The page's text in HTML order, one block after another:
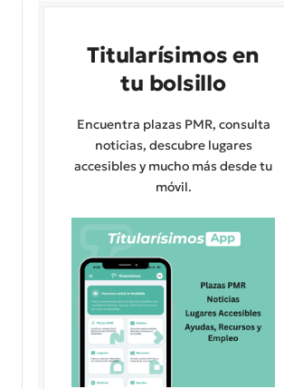
Titularísimos en
tu bolsillo
Encuentra plazas PMR, consulta
noticias, descubre lugares
accesibles y mucho más desde tu
móvil.